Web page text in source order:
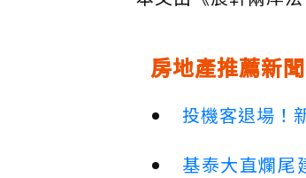
房地產推薦新聞
投機客退場！
基泰大直爛尾